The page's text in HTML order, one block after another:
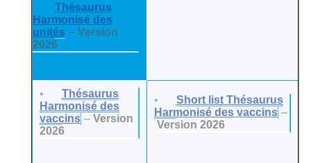
Thésaurus
Harmonisé des
unités – Version
2026
Thésaurus
Harmonisé des
vaccins – Version
2026
Short list Thésaurus
Harmonisé des vaccins –
Version 2026